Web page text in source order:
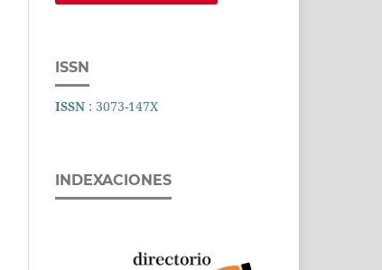
ISSN
ISSN : 3073-147X
INDEXACIONES